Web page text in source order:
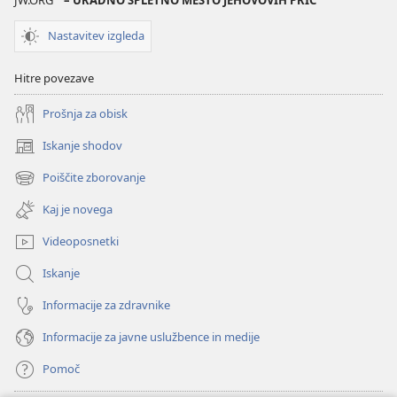
Nastavitev izgleda
Hitre povezave
Prošnja za obisk
Iskanje shodov
(odpre
novo
okno)
Poiščite zborovanje
(odpre
novo
okno)
Kaj je novega
Videoposnetki
Iskanje
Informacije za zdravnike
Informacije za javne uslužbence in medije
Pomoč